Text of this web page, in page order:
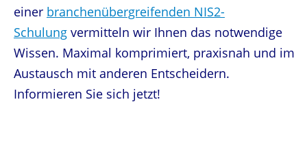
einer branchenübergreifenden NIS2-
Schulung vermitteln wir Ihnen das notwendige
Wissen. Maximal komprimiert, praxisnah und im
Austausch mit anderen Entscheidern.
Informieren Sie sich jetzt!